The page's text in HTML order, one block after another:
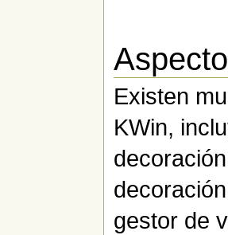
Existen
KWin,
gestor de